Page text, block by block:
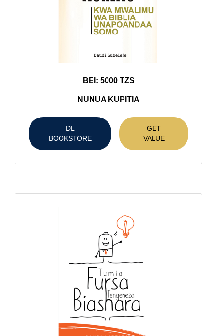
BEI: 5000 TZS
NUNUA KUPITIA
DL
BOOKSTORE
GET
VALUE